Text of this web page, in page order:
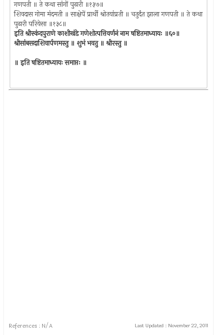
गणपती ॥ ते कथा सांगों पुढारी ॥१३७॥
शिवदास गोमा मंदमती ॥ साक्षेपें प्रार्थी श्रोतयांप्रती ॥ चतुर्दंत झाला गणपती ॥ ते कथा
पुढारी परियेसा ॥१३८॥
इति श्रीस्कंदपुराणे काशीखंडे गणेशोत्पत्तिवर्णनं नाम षष्टितमाध्यायः ॥६०॥
श्रीसांबसदाशिवार्पणमस्तु ॥ शुभं भवतु ॥ श्रीरस्तु ॥
॥ इति षष्टितमाध्यायः समाप्तः ॥
References : N/A Last Updated : November 22, 2011